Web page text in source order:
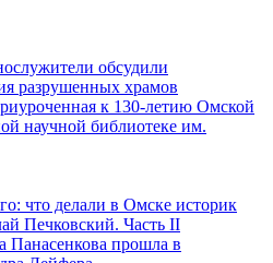
обсудили
разрушенных храмов
к 130-летию Омской
научной библиотеке им.
что делали в Омске историк
Печковский. Часть II
Панасенкова прошла в